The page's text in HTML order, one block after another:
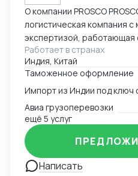
О компании PROSCO PROSCO — российская
логистическая компания
экспертизой, работающая
предоставляем полный
внешнеэкономических
перевозок и
сопровождения и контрактной
направления работы: международные перевозки
(авиа, авто, море, ж/д); складская логистика и
таможенное оформление; сопровождение ВЭД и
поиск производителей; работа с опасными,
сборными и негабаритными
присутствия: Офисы компании расположены в
Работает в странах
Индия, Китай
Таможенное оформление
Авиа грузоперевозки
ещё 5 услуг
Написать